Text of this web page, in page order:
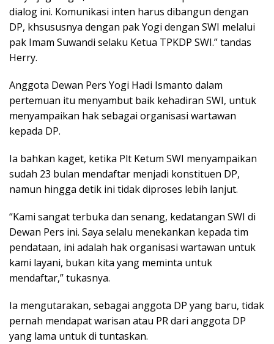
dialog ini. Komunikasi inten harus dibangun dengan
DP, khsususnya dengan pak Yogi dengan SWI melalui
pak Imam Suwandi selaku Ketua TPKDP SWI.” tandas
Herry.
Anggota Dewan Pers Yogi Hadi Ismanto dalam
pertemuan itu menyambut baik kehadiran SWI, untuk
menyampaikan hak sebagai organisasi wartawan
kepada DP.
Ia bahkan kaget, ketika Plt Ketum SWI menyampaikan
sudah 23 bulan mendaftar menjadi konstituen DP,
namun hingga detik ini tidak diproses lebih lanjut.
“Kami sangat terbuka dan senang, kedatangan SWI di
Dewan Pers ini. Saya selalu menekankan kepada tim
pendataan, ini adalah hak organisasi wartawan untuk
kami layani, bukan kita yang meminta untuk
mendaftar,” tukasnya.
Ia mengutarakan, sebagai anggota DP yang baru, tidak
pernah mendapat warisan atau PR dari anggota DP
yang lama untuk di tuntaskan.